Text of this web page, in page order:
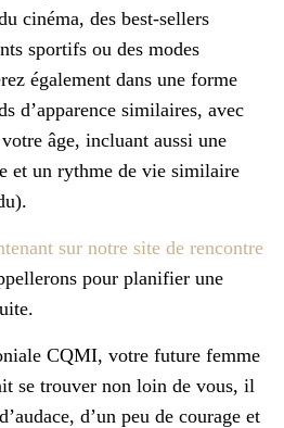
cinéma, des best-sellers
sportifs ou des modes
également dans une forme
d’apparence similaires, avec
âge, incluant aussi une
et un rythme de vie similaire
sur notre site de rencontre
pour planifier une
CQMI, votre future femme
se trouver non loin de vous, il
d’un peu de courage et